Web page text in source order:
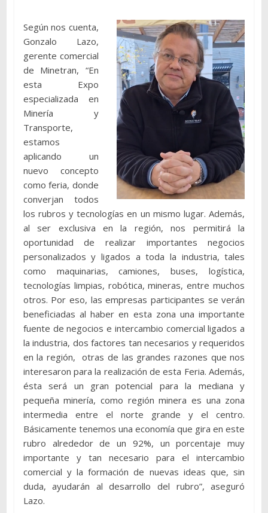
Según nos cuenta,
Gonzalo Lazo,
gerente comercial
de Minetran, “En
esta Expo
especializada en
Minería y
Transporte,
estamos
aplicando un
nuevo concepto
como feria, donde
converjan todos
los rubros y tecnologías en un mismo lugar. Además,
al ser exclusiva en la región, nos permitirá la
oportunidad de realizar importantes negocios
personalizados y ligados a toda la industria, tales
como maquinarias, camiones, buses, logística,
tecnologías limpias, robótica, mineras, entre muchos
otros. Por eso, las empresas participantes se verán
beneficiadas al haber en esta zona una importante
fuente de negocios e intercambio comercial ligados a
la industria, dos factores tan necesarios y requeridos
en la región, otras de las grandes razones que nos
interesaron para la realización de esta Feria. Además,
ésta será un gran potencial para la mediana y
pequeña minería, como región minera es una zona
intermedia entre el norte grande y el centro.
Básicamente tenemos una economía que gira en este
rubro alrededor de un 92%, un porcentaje muy
importante y tan necesario para el intercambio
comercial y la formación de nuevas ideas que, sin
duda, ayudarán al desarrollo del rubro”, aseguró
Lazo.